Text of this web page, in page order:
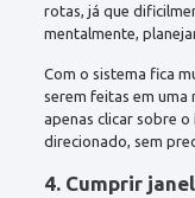
rotas, já que
mentalmente,
Com o sistema fica
serem feitas em uma
apenas clicar sobre
direcionado, sem
4. Cumprir